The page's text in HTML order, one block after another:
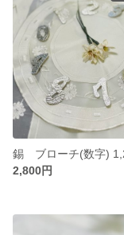
2,800円